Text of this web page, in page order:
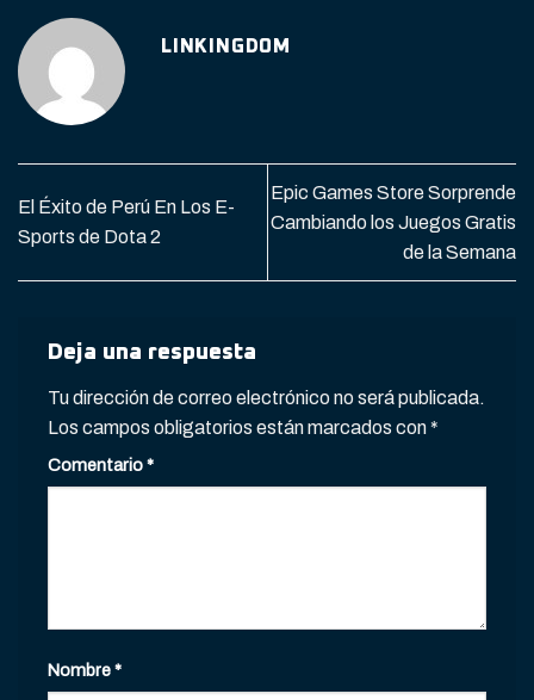
LINKINGDOM
El Éxito de Perú En Los E-
Sports de Dota 2
Epic Games Store Sorprende
Cambiando los Juegos Gratis
de la Semana
Deja una respuesta
Tu dirección de correo electrónico no será publicada.
Los campos obligatorios están marcados con*
Comentario*
Nombre*